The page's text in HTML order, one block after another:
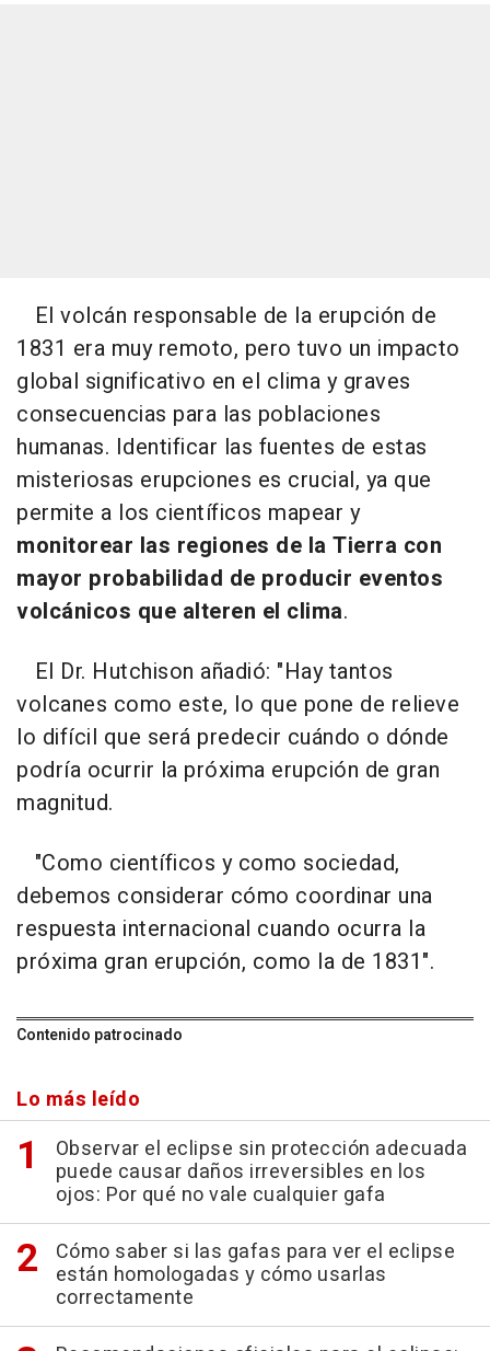
El volcán responsable de la erupción de
1831 era muy remoto, pero tuvo un impacto
global significativo en el clima y graves
consecuencias para las poblaciones
humanas. Identificar las fuentes de estas
misteriosas erupciones es crucial, ya que
permite a los científicos mapear y
monitorear las regiones de la Tierra con
mayor probabilidad de producir eventos
volcánicos que alteren el clima.
El Dr. Hutchison añadió: "Hay tantos
volcanes como este, lo que pone de relieve
lo difícil que será predecir cuándo o dónde
podría ocurrir la próxima erupción de gran
magnitud.
"Como científicos y como sociedad,
debemos considerar cómo coordinar una
respuesta internacional cuando ocurra la
próxima gran erupción, como la de 1831".
Contenido patrocinado
Lo más leído
Observar el eclipse sin protección adecuada
puede causar daños irreversibles en los
ojos: Por qué no vale cualquier gafa
Cómo saber si las gafas para ver el eclipse
están homologadas y cómo usarlas
correctamente